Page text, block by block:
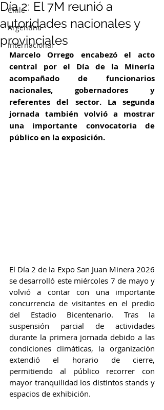
Chile
Argentina
Internacional
Día 2: El 7M reunió a
autoridades nacionales y
provinciales
Marcelo Orrego encabezó el acto
central por el Día de la Minería
acompañado de funcionarios
nacionales, gobernadores y
referentes del sector. La segunda
jornada también volvió a mostrar
una importante convocatoria de
público en la exposición.
El Día 2 de la Expo San Juan Minera 2026
se desarrolló este miércoles 7 de mayo y
volvió a contar con una importante
concurrencia de visitantes en el predio
del Estadio Bicentenario. Tras la
suspensión parcial de actividades
durante la primera jornada debido a las
condiciones climáticas, la organización
extendió el horario de cierre,
permitiendo al público recorrer con
mayor tranquilidad los distintos stands y
espacios de exhibición.